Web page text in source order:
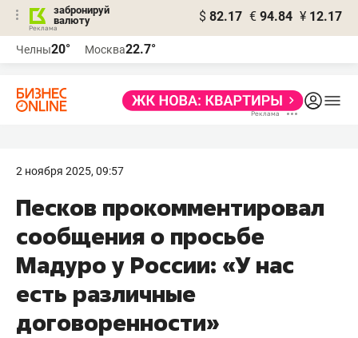
забронируй
валюту
$ 82.17 € 94.84 ¥ 12.17
Челны20° Москва22.7°
2 ноября 2025, 09:57
Песков прокомментировал
сообщения о просьбе
Мадуро у России: «У нас
есть различные
договоренности»